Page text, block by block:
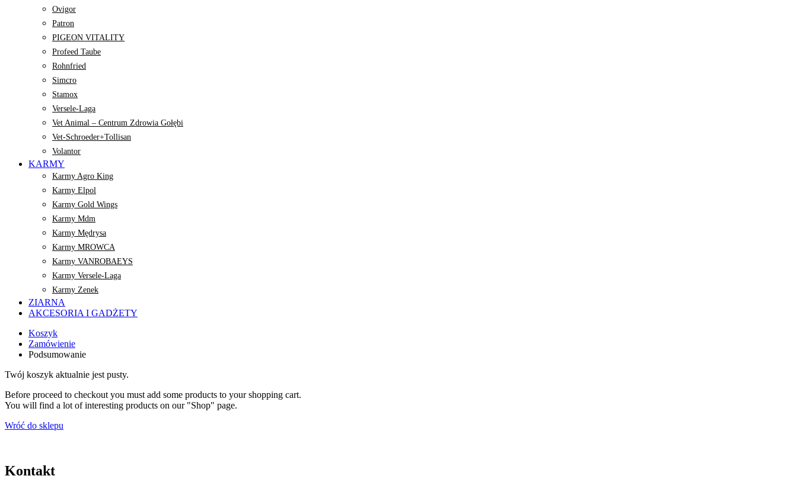
Ovigor
Patron
PIGEON VITALITY
Profeed Taube
Rohnfried
Simcro
Stamox
Versele-Laga
Vet Animal – Centrum Zdrowia Gołębi
Vet-Schroeder+Tollisan
Volantor
KARMY
Karmy Agro King
Karmy Elpol
Karmy Gold Wings
Karmy Mdm
Karmy Mędrysa
Karmy MROWCA
Karmy VANROBAEYS
Karmy Versele-Laga
Karmy Zenek
ZIARNA
AKCESORIA I GADŻETY
Koszyk
Zamówienie
Podsumowanie
Twój koszyk aktualnie jest pusty.
Before proceed to checkout you must add some products to your shopping cart.
You will find a lot of interesting products on our "Shop" page.
Wróć do sklepu
Kontakt